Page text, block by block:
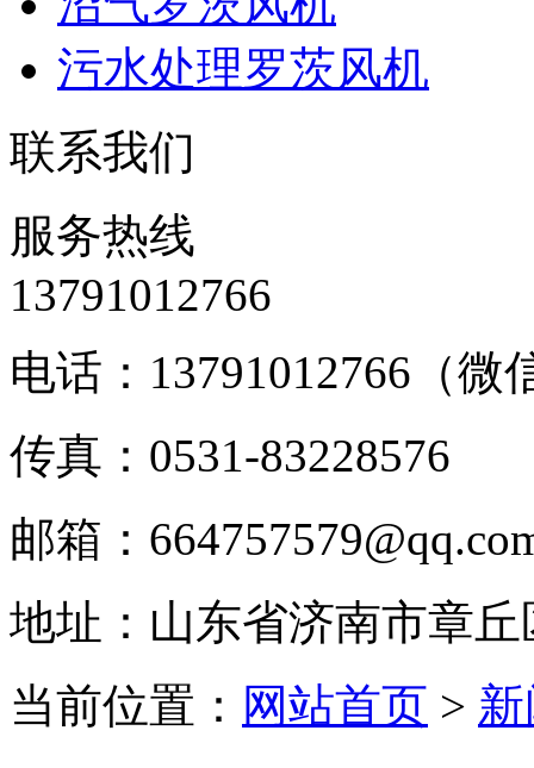
污水处理罗茨风机
联系我们
服务热线
13791012766
电话：13791012766（微
传真：0531-83228576
邮箱：
地址：山东省济南市章丘
当前位置： 网站首页 >